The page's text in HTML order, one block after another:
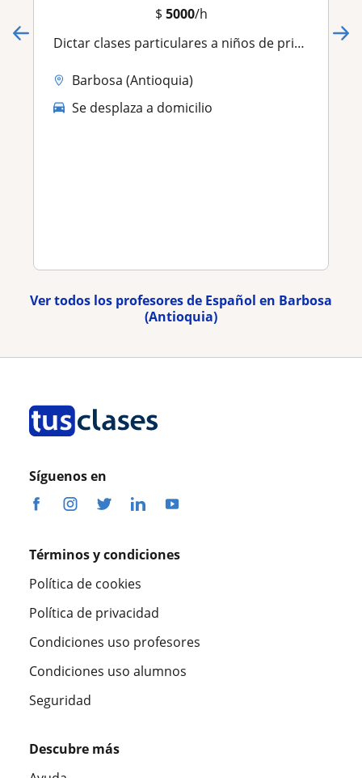
$ 5000/h
Dictar clases particulares a niños de primera infancia
Barbosa (Antioquia)
Se desplaza a domicilio
Ver todos los profesores de Español en Barbosa
(Antioquia)
Síguenos en
Términos y condiciones
Política de cookies
Política de privacidad
Condiciones uso profesores
Condiciones uso alumnos
Seguridad
Descubre más